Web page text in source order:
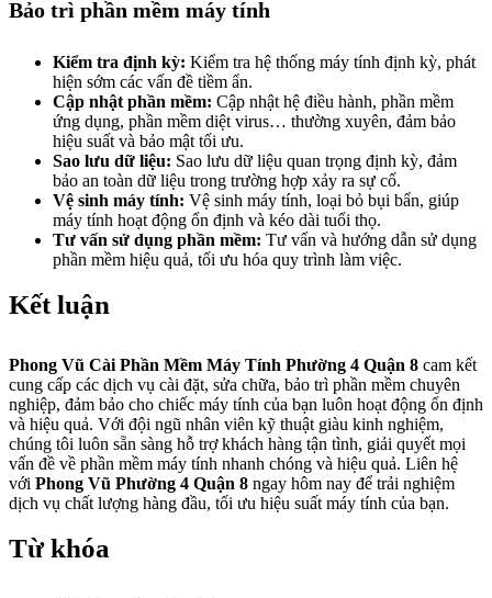
Bảo trì phần mềm máy tính
Kiểm tra định kỳ: Kiểm tra hệ thống máy tính định kỳ, phát
hiện sớm các vấn đề tiềm ẩn.
Cập nhật phần mềm: Cập nhật hệ điều hành, phần mềm
ứng dụng, phần mềm diệt virus… thường xuyên, đảm bảo
hiệu suất và bảo mật tối ưu.
Sao lưu dữ liệu: Sao lưu dữ liệu quan trọng định kỳ, đảm
bảo an toàn dữ liệu trong trường hợp xảy ra sự cố.
Vệ sinh máy tính: Vệ sinh máy tính, loại bỏ bụi bẩn, giúp
máy tính hoạt động ổn định và kéo dài tuổi thọ.
Tư vấn sử dụng phần mềm: Tư vấn và hướng dẫn sử dụng
phần mềm hiệu quả, tối ưu hóa quy trình làm việc.
Kết luận
Phong Vũ Cài Phần Mềm Máy Tính Phường 4 Quận 8 cam kết
cung cấp các dịch vụ cài đặt, sửa chữa, bảo trì phần mềm chuyên
nghiệp, đảm bảo cho chiếc máy tính của bạn luôn hoạt động ổn định
và hiệu quả. Với đội ngũ nhân viên kỹ thuật giàu kinh nghiệm,
chúng tôi luôn sẵn sàng hỗ trợ khách hàng tận tình, giải quyết mọi
vấn đề về phần mềm máy tính nhanh chóng và hiệu quả. Liên hệ
với Phong Vũ Phường 4 Quận 8 ngay hôm nay để trải nghiệm
dịch vụ chất lượng hàng đầu, tối ưu hiệu suất máy tính của bạn.
Từ khóa